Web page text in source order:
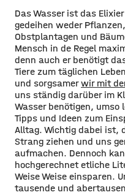
Das Wasser ist das
gedeihen weder
Obstplantagen und
Mensch in de Regel
denn auch er benötigt
Tiere zum täglichen
und sorgsamerwir mit
uns ständig darüber im
Wasser benötigen,
Tipps und Ideen zum
Alltag. Wichtig dabei ist,
Strang ziehen und uns
aufmachen. Dennoch
hochgerechnet etliche
Weise Weise einsparen.
tausende und